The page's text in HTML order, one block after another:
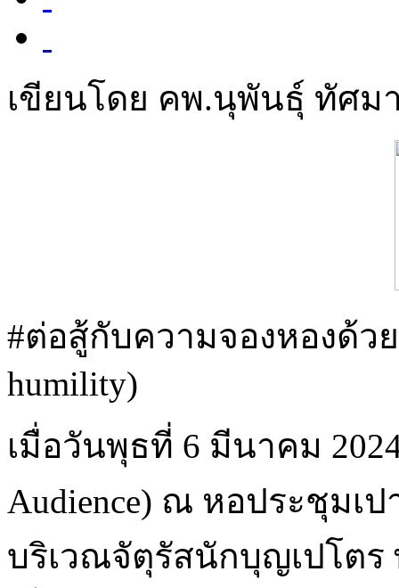
เขียนโดย คพ.นุพันธุ์ ทัศม
#ต่อสู้กับความจองหองด้ว
humility)
เมื่อวันพุธที่ 6 มีนาคม
Audience) ณ หอประชุมเ
บริเวณจัตุรัสนักบุญเปโตร